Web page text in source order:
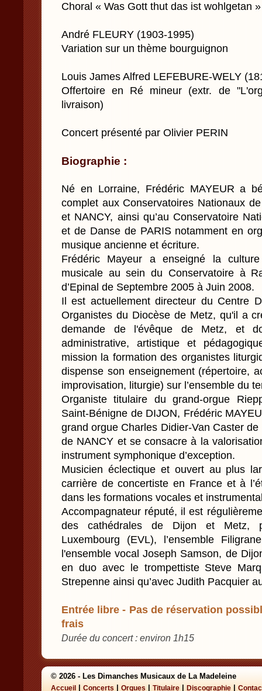
Choral « Was Gott thut das ist wohlgetan »
André FLEURY (1903-1995)
Variation sur un thème bourguignon
Louis James Alfred LEFEBURE-WELY
Offertoire en Ré mineur (extr. de
livraison)
Concert présenté par Olivier PERIN
Biographie :
Né en Lorraine, Frédéric MAYEUR a
complet aux Conservatoires Nationaux
et NANCY, ainsi qu’au Conservatoire
et de Danse de PARIS notamment en
musique ancienne et écriture.
Frédéric Mayeur a enseigné la
musicale au sein du Conservatoire à
d’Epinal de Septembre 2005 à Juin 2008.
Il est actuellement directeur du Centre
Organistes du Diocèse de Metz, qu'il a
demande de l'évêque de Metz, et
administrative, artistique et
mission la formation des organistes
dispense son enseignement (répertoire,
improvisation, liturgie) sur l’ensemble du
Organiste titulaire du grand-orgue
Saint-Bénigne de DIJON, Frédéric
grand orgue Charles Didier-Van Caster
de NANCY et se consacre à la
instrument symphonique d’exception.
Musicien éclectique et ouvert au plus
carrière de concertiste en France et à
dans les formations vocales et
Accompagnateur réputé, il est
des cathédrales de Dijon et Metz,
Luxembourg (EVL), l’ensemble
l'ensemble vocal Joseph Samson, de
en duo avec le trompettiste Steve
Strepenne ainsi qu’avec Judith Pacquier
Entrée libre - Pas de réservation
frais
Durée du concert : environ 1h15
© 2026 - Les Dimanches Musicaux de La Madeleine
Accueil Concerts Orgues Titulaire Discographie